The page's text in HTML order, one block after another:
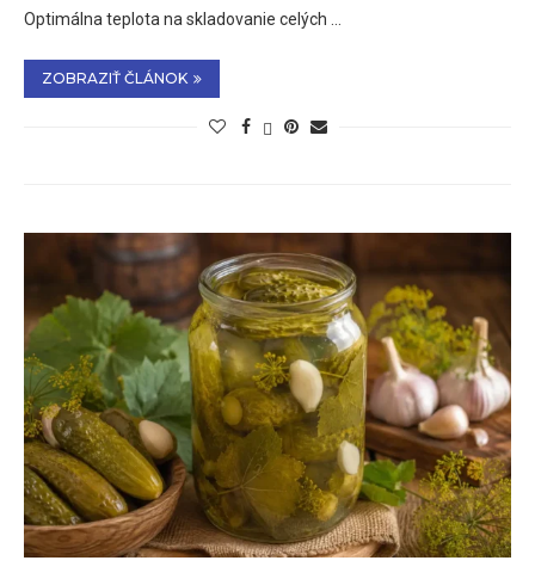
Optimálna teplota na skladovanie celých …
ZOBRAZIŤ ČLÁNOK